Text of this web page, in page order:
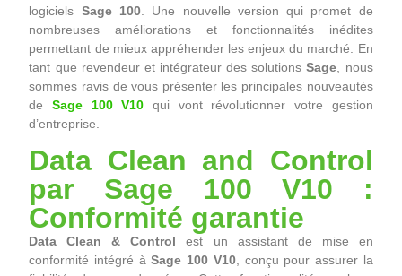
logiciels Sage 100. Une nouvelle version qui promet de
nombreuses améliorations et fonctionnalités inédites
permettant de mieux appréhender les enjeux du marché. En
tant que revendeur et intégrateur des solutionsSage , nous
sommes ravis de vous présenter les principales nouveautés
deSage 100 V10 qui vont révolutionner votre gestion
d’entreprise.
Data Clean and Control
par Sage 100 V10 :
Conformité garantie
Data Clean & Control est un assistant de mise en
conformité intégré àSage 100 V10, conçu pour assurer la